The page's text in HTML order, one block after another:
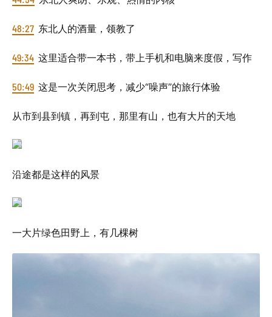
48:27 东北人的酒量，领教了
49:34 这里适合带一本书，带上手机和电脑来度假，写作
50:49 这是一次关闭思考，减少“噪声”的旅行体验
从市到县到镇，再到屯，那里有山，也有大片的天地
沿途都是这样的风景
一大片绿色田野上，有几棵树